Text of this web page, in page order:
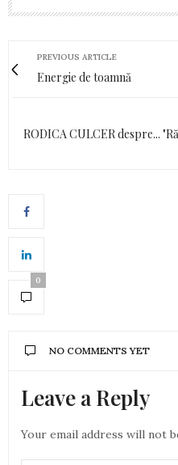
PREVIOUS ARTICLE
Energie de toamnă
RODICA CULCER despre...
0
NO COMMENTS YET
Leave a Reply
Your email address will not